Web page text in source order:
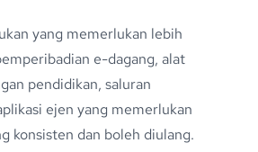
yang memerlukan lebih
e-dagang, alat
pendidikan, saluran
ejen yang memerlukan
konsisten dan boleh diulang.